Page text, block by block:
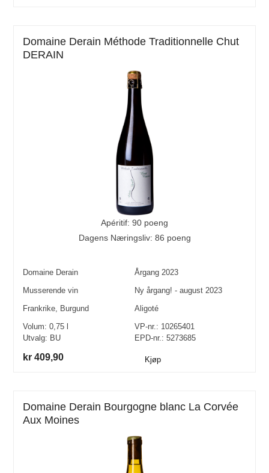
Domaine Derain Méthode Traditionnelle Chut
DERAIN
Apéritif: 90 poeng
Dagens Næringsliv: 86 poeng
Domaine Derain Årgang 2023
Musserende vin
Ny årgang! - august 2023
Frankrike Burgund
Aligoté
Volum:0,75 l
Utvalg: BU
VP-nr.: 10265401
EPD-nr.: 5273685
kr 409,90 Kjøp
Domaine Derain Bourgogne blanc La Corvée
Aux Moines